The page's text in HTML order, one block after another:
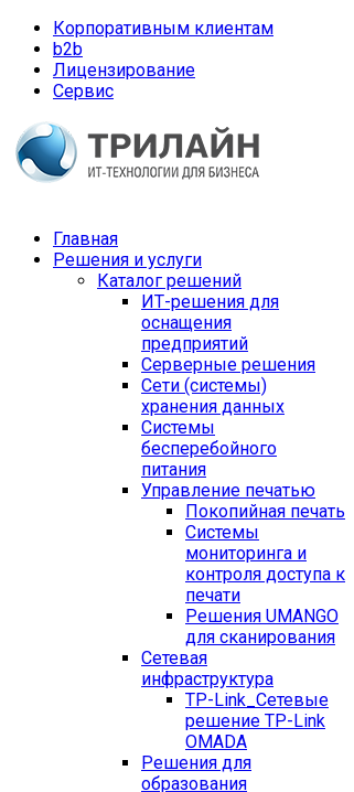
Корпоративным клиентам
b2b
Лицензирование
Сервис
Главная
Решения и услуги
Каталог решений
ИТ-решения для
оснащения
предприятий
Серверные решения
Сети (системы)
хранения данных
Системы
бесперебойного
питания
Управление печатью
Покопийная печать
Системы
мониторинга и
контроля доступа к
печати
Решения UMANGO
для сканирования
Сетевая
инфраструктура
TP-Link_ Сетевые
решение TP-Link
OMADA
Решения для
образования